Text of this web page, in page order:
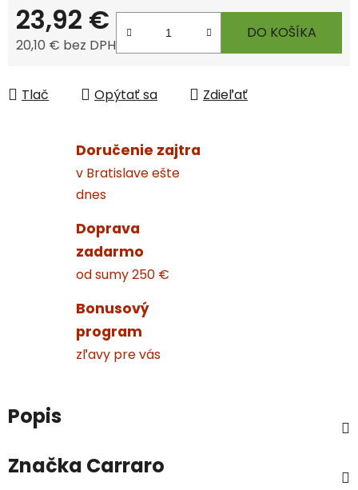
23,92 €
20,10 € bez DPH
DO KOŠÍKA
Tlač Opýtať sa Zdieľať
Doručenie zajtra
v Bratislave ešte
dnes
Doprava
zadarmo
od sumy 250 €
Bonusový
program
zľavy pre vás
Popis
Značka Carraro